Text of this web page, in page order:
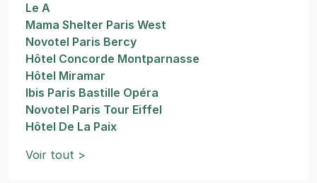
Le A
Mama Shelter Paris West
Novotel Paris Bercy
Hôtel Concorde Montparnasse
Hôtel Miramar
Ibis Paris Bastille Opéra
Novotel Paris Tour Eiffel
Hôtel De La Paix
Voir tout >